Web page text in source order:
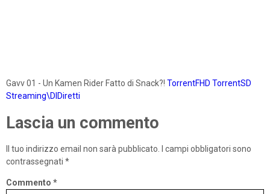
Gavv 01 - Un Kamen Rider Fatto di Snack?! TorrentFHD TorrentSD
Streaming\DlDiretti
Lascia un commento
Il tuo indirizzo email non sarà pubblicato.
I campi obbligatori sono
contrassegnati *
Commento *